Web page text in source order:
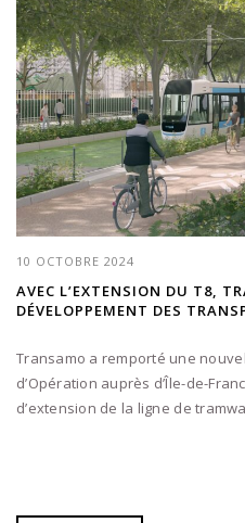
10 OCTOBRE 2024
AVEC L’EXTENSION DU T8,
DÉVELOPPEMENT DES
Transamo a remporté une
d’Opération auprès d’Île-de-
d’extension de la ligne de